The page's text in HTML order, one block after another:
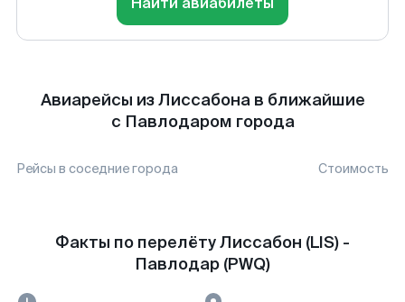
Авиарейсы из Лиссабона в ближайшие
с Павлодаром города
Рейсы в соседние города Стоимость
Факты по перелёту Лиссабон (LIS) -
Павлодар (PWQ)